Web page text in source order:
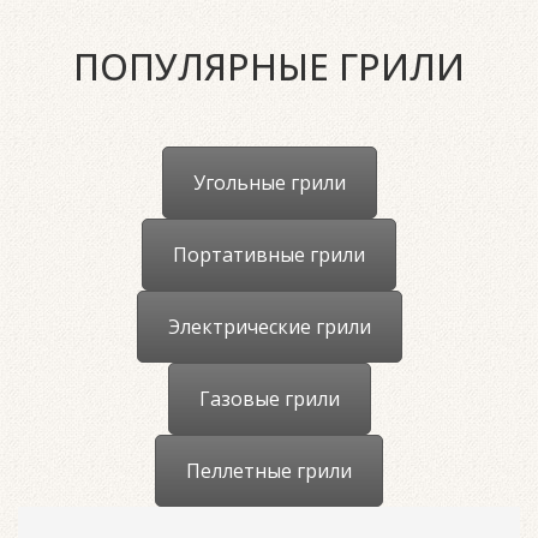
ПОПУЛЯРНЫЕ ГРИЛИ
Угольные грили
Портативные грили
Электрические грили
Газовые грили
Пеллетные грили